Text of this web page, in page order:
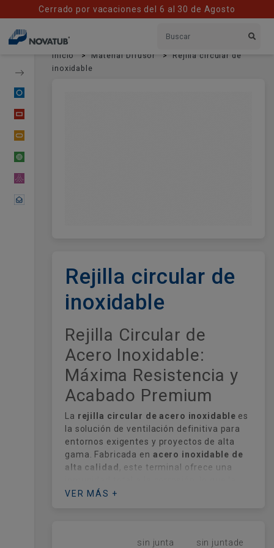
Cerrado por vacaciones del 6 al 30 de Agosto
Inicio Material Difusor
Rejilla circular de
inoxidable
Rejilla circular de
inoxidable
Rejilla Circular de
Acero Inoxidable:
Máxima Resistencia y
Acabado Premium
La rejilla circular de acero inoxidable es
la solución de ventilación definitiva para
entornos exigentes y proyectos de alta
gama. Fabricada en acero inoxidable de
alta calidad
, este terminal ofrece una
hace imprescindible en zonas costeras
VER MÁS +
sin junta
sin juntade